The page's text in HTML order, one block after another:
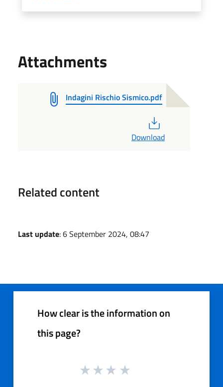
Attachments
Indagini Rischio Sismico.pdf
Download
Related content
Last update: 6 September 2024, 08:47
How clear is the information on
this page?